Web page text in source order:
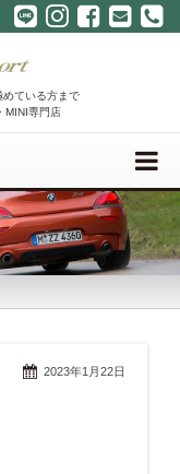
めている方まで
MINI専門店
2023年1月22日